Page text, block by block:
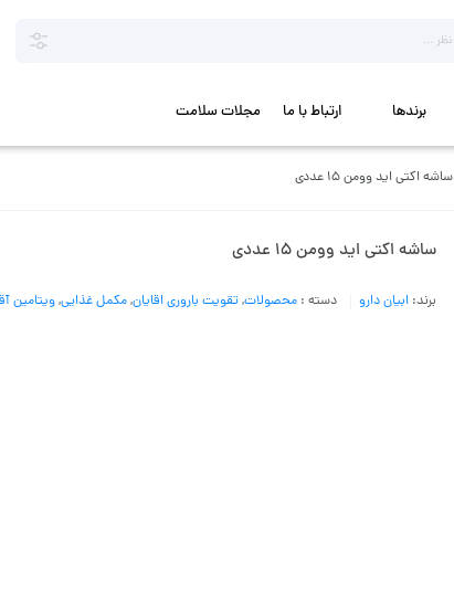
برندها ارتباط با ما مجلات سلامت
ساشه اکتی اید وومن 15 عددی
ساشه اکتی اید وومن 15 عددی
برند: ابیان دارو دسته : محصولات,تقویت باروری اقایان,مکمل غذایی,ویتامین